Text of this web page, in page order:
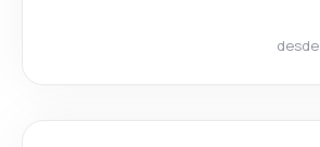
desde